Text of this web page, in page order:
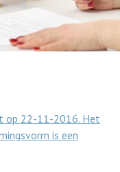
op 22-11-2016. Het
is een